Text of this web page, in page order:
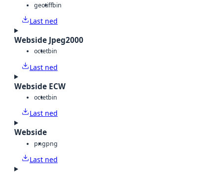
geotiffbin
Last ned
Webside Jpeg2000
octetbin
Last ned
Webside ECW
octetbin
Last ned
Webside
pngpng
Last ned